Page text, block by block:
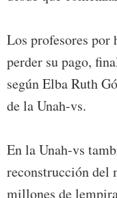
Los profesores por
perder su pago,
según Elba Ruth
de la Unah-vs.
En la Unah-vs
reconstrucción del
millones de